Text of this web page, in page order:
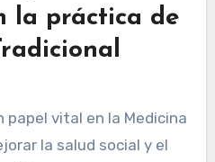
la práctica de
papel vital en la Medicina
la salud social y el